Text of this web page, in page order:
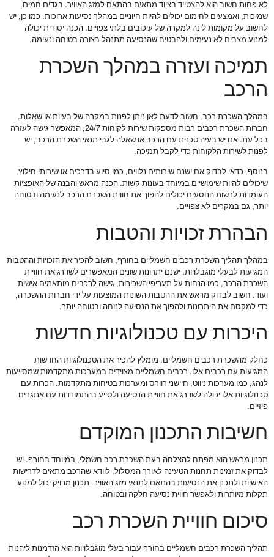
לא פחות חשוב הוא להצטייד בציוד מתאים בהתאם למזג האוויר. בגדים חמים,
שמיכות, ואמצעים לחימום יכולים להיות חיוניים במהלך נסיעות ארוכות. כמו כן, יש
לחשוב על מקומות לינה למקרה של עיכובים בלתי צפויים. הכנה יסודית יכולה
למנוע מצבים לא נעימים ולהבטיח שהנסיעה תתנהל בצורה בטוחה ונעימה.
תמיכה ועזרה במהלך השכרת
הרכב
במהלך השכרת רכב, חשוב לדעת לאן ניתן לפנות במקרה של בעיות או שאלות.
חברות השכרת רכבים רבות מספקות שירות לקוחות 24/7, המאפשר גישה לעזרה
בכל עת. אם יש בעיה טכנית עם הרכב או שאלה לגבי תנאי השכרת הרכב, יש
לפנות לשירות הלקוחות כדי לקבל תמיכה.
בנוסף, כדאי לבדוק אם ישנם שירותים נלווים, כמו סיוע בדרכים או שירותי חילוץ,
שיכולים להיות שימושיים במיוחד בעונות קשות. הכנה מראש והבנה של האופציות
העומדות לרשות הנוסעים יכולים להפוך את חווית השכרת הרכב לנעימה ובטוחה
יותר, גם במקרים לא צפויים.
הבהרת זכויות והטבות
במהלך תהליך השכרת רכבים חשמליים בחורף, חשוב להכיר את הזכויות וההטבות
המגיעות לבעלי מוגבלויות. ישנם יתרונות שונים המאפשרים לשדרג את חוויית
השכרת הרכב, כמו הנחות על תעריפי השכירות, גישה לרכבים מותאמים אישית
ועוד. חשוב לבדוק מראש את ההטבות השונות המוצעות על ידי חברות ההשכרה,
כדי למקסם את היתרונות ולהפוך את הנסיעה לנוחה ובטוחה יותר.
היכרות עם טכנולוגיות חדשות
כחלק מהשכרת רכבים חשמליים, מומלץ להכיר את הטכנולוגיות החדשות
המגיעות עם רכבים אלו. רכבים חשמליים מצוידים במערכות מתקדמות שמסייעות
לנהג, כמו מערכות ניווט, חיישני רוורס ומערכות בטיחות מתקדמות. הכרות עם
טכנולוגיות אלו יכולה לשדרג את חוויית הנסיעה ולסייע בהתמודדות עם אתגרים
פיזיים.
חשיבות התכנון המוקדם
תכנון מראש הוא מפתח להצלחה בעת השכרת רכב חשמלי, במיוחד בחורף. יש
לבדוק את זמינות תחנות הטעינה לאורך המסלול, לוודא שהרכב מתאים לדרישות
האישיות ולתכנן את הנסיעות בהתאם לתנאי מזג האוויר. תכנון מדויק יכול למנוע
תקלות מיותרות ולאפשר חווית נסיעה חלקה ובטוחה.
סיכום חוויית השכרת רכב
תהליך השכרת רכבים חשמליים בחורף עבור בעלי מוגבלויות הוא הזדמנות ליהנות